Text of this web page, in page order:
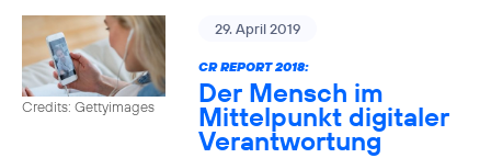
Credits: Gettyimages
29. April 2019
CR REPORT 2018:
Der Mensch im
Mittelpunkt digitaler
Verantwortung